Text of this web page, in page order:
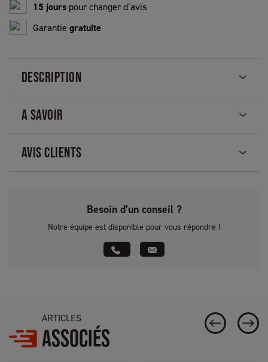
15 jours pour changer d’avis
Garantie gratuite
DESCRIPTION
A SAVOIR
AVIS CLIENTS
Besoin d’un conseil ?
Notre équipe est disponible pour vous répondre !
ARTICLES
ASSOCIÉS